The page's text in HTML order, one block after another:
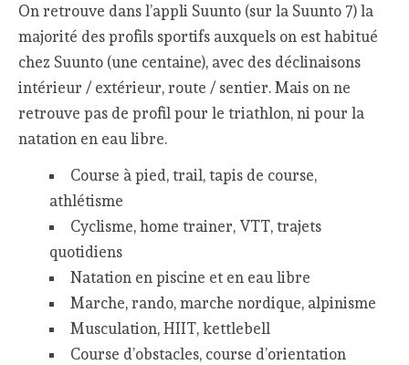
On retrouve dans l’appli Suunto (sur la Suunto 7) la
majorité des profils sportifs auxquels on est habitué
chez Suunto (une centaine), avec des déclinaisons
intérieur / extérieur, route / sentier. Mais on ne
retrouve pas de profil pour le triathlon, ni pour la
natation en eau libre.
Course à pied, trail, tapis de course,
athlétisme
Cyclisme, home trainer, VTT, trajets
quotidiens
Natation en piscine et en eau libre
Marche, rando, marche nordique, alpinisme
Musculation, HIIT, kettlebell
Course d’obstacles, course d’orientation